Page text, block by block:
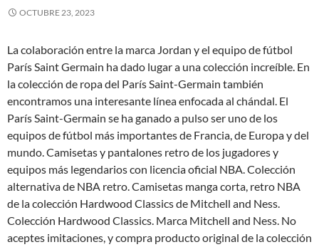
OCTUBRE 23, 2023
La colaboración entre la marca Jordan y el equipo de fútbol
París Saint Germain ha dado lugar a una colección increíble. En
la colección de ropa del París Saint-Germain también
encontramos una interesante línea enfocada al chándal. El
París Saint-Germain se ha ganado a pulso ser uno de los
equipos de fútbol más importantes de Francia, de Europa y del
mundo. Camisetas y pantalones retro de los jugadores y
equipos más legendarios con licencia oficial NBA. Colección
alternativa de NBA retro. Camisetas manga corta, retro NBA
de la colección Hardwood Classics de Mitchell and Ness.
Colección Hardwood Classics. Marca Mitchell and Ness. No
aceptes imitaciones, y compra producto original de la colección